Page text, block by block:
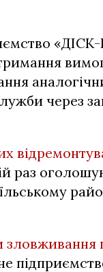
«ДІСК-
через
раз
зловживання